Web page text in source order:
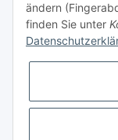
Informationen
Galerie
ändern
finden Sie unter